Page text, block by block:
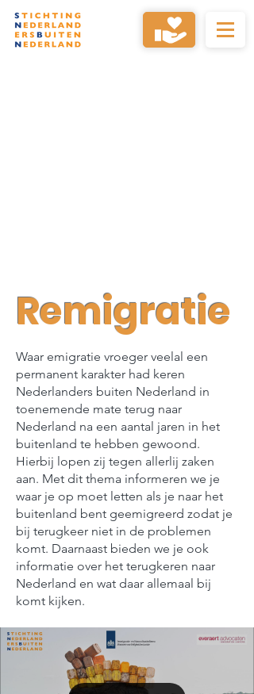
Remigratie
Waar emigratie vroeger veelal een
permanent karakter had keren
Nederlanders buiten Nederland in
toenemende mate terug naar
Nederland na een aantal jaren in het
buitenland te hebben gewoond.
Hierbij lopen zij tegen allerlij zaken
aan. Met dit thema informeren we je
waar je op moet letten als je naar het
buitenland bent geemigreerd zodat je
bij terugkeer niet in de problemen
komt. Daarnaast bieden we je ook
informatie over het terugkeren naar
Nederland en wat daar allemaal bij
komt kijken.